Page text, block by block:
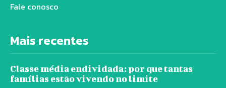
Fale conosco
Mais recentes
Classe média endividada: por que tantas
famílias estão vivendo no limite